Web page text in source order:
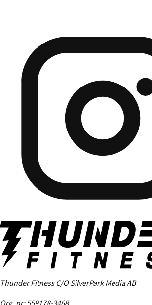
Thunder Fitness C/O SilverPark Media AB
Org. nr: 559178-3468